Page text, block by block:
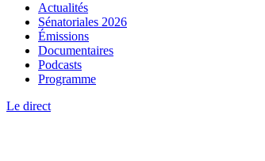
Actualités
Sénatoriales 2026
Émissions
Documentaires
Podcasts
Programme
Le direct